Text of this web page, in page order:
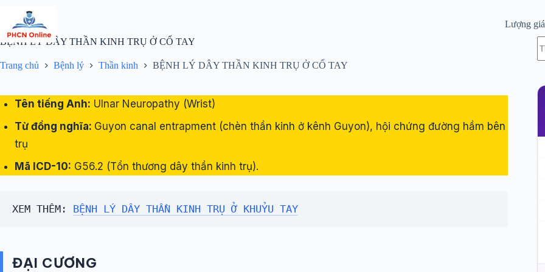
phần
nội
dung
Lượng giá
BỆNH LÝ DÂY THẦN KINH TRỤ Ở CỔ TAY
Trang chủ Bệnh lý Thần kinh BỆNH LÝ DÂY THẦN KINH TRỤ Ở CỔ TAY
Tên tiếng Anh: Ulnar Neuropathy (Wrist)
Từ đồng nghĩa: Guyon canal entrapment (chèn thần kinh ở kênh Guyon), hội chứng đường hầm bên
trụ
Mã ICD-10: G56.2 (Tổn thương dây thần kinh trụ).
XEM THÊM: BỆNH LÝ DÂY THẦN KINH TRỤ Ở KHUỶU TAY
ĐẠI CƯƠNG